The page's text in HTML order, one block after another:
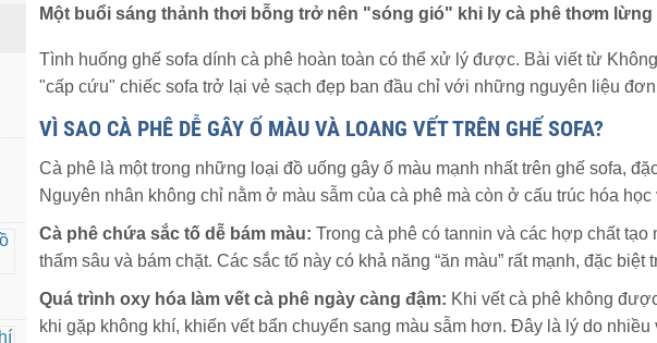
Một buổi sáng thảnh thơi bỗng trở nên "sóng gió" khi ly cà phê thơm lừng
Tình huống ghế sofa dính cà phê hoàn toàn có thể xử lý được. Bài viết từ
"cấp cứu" chiếc sofa trở lại vẻ sạch đẹp ban đầu chỉ với những nguyên liệu
VÌ SAO CÀ PHÊ DỄ GÂY Ố MÀU VÀ LOANG VẾT TRÊN GHẾ SOFA?
Cà phê là một trong những loại đồ uống gây ố màu mạnh nhất trên ghế sofa,
Nguyên nhân không chỉ nằm ở màu sẫm của cà phê mà còn ở cấu trúc hóa
Cà phê chứa sắc tố dễ bám màu: Trong cà phê có tannin và các hợp chất
thấm sâu và bám chặt. Các sắc tố này có khả năng “ăn màu” rất mạnh, đặc
Quá trình oxy hóa làm vết cà phê ngày càng đậm: Khi vết cà phê không
khi gặp không khí, khiến vết bẩn chuyển sang màu sẫm hơn. Đây là lý do